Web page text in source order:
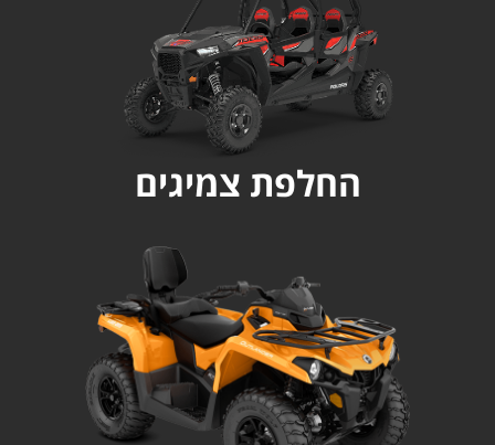
החלפת צמיגים